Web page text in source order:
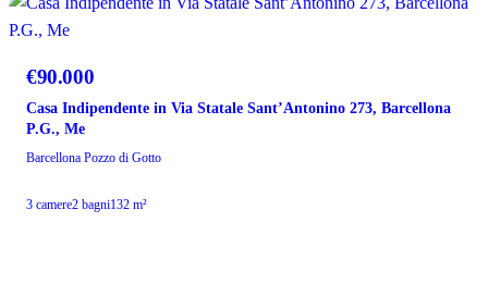
€90.000
Casa Indipendente in Via Statale Sant’Antonino 273, Barcellona
P.G., Me
Barcellona Pozzo di Gotto
3 camere2 bagni132 m²